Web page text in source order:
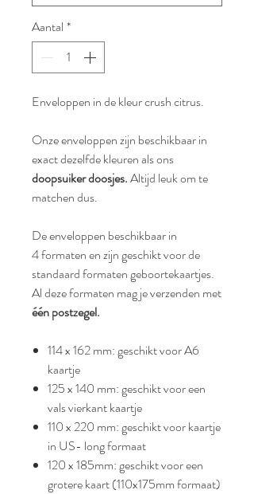
Aantal *
Enveloppen in de kleur crush citrus.
Onze enveloppen zijn beschikbaar in
exact dezelfde kleuren als ons
doopsuiker doosjes.Altijd leuk om te
matchen dus.
De enveloppen beschikbaar in
4 formaten en zijn geschikt voor de
standaard formaten geboortekaartjes.
Al deze formaten mag je verzenden met
één postzegel.
114 x 162 mm: geschikt voor A6
kaartje
125 x 140 mm: geschikt voor een
vals vierkant kaartje
110 x 220 mm: geschikt voor kaartje
in US- long formaat
120 x 185mm: geschikt voor een
grotere kaart (110x175mm formaat)